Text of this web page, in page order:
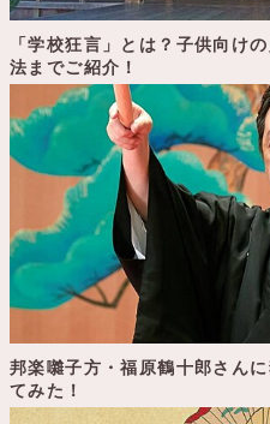
「学校狂言」とは？子供向け
法までご紹介！
邦楽囃子方・福原鶴十郎さん
てみた！